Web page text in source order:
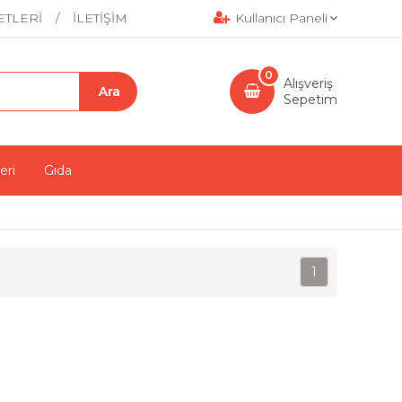
İLETİŞİM Kullanıcı Paneli
Alışveriş
Sepetim
0
Gıda
1